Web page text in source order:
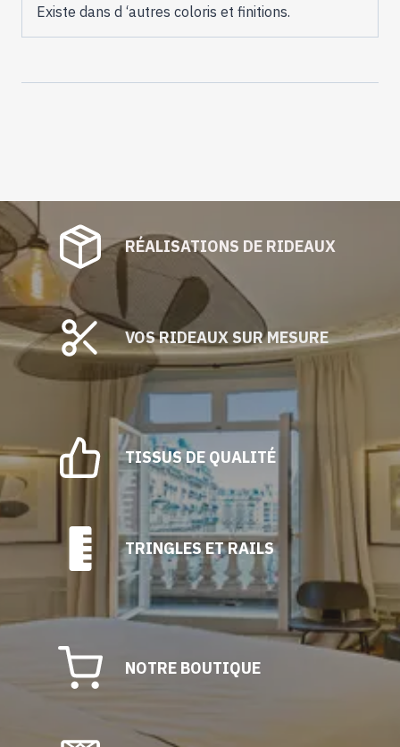
Existe dans d ‘autres coloris et finitions.
RÉALISATIONS DE RIDEAUX
VOS RIDEAUX SUR MESURE
TISSUS DE QUALITÉ
TRINGLES ET RAILS
NOTRE BOUTIQUE